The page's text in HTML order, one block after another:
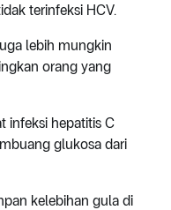
terinfeksi HCV.
lebih mungkin
orang yang
infeksi hepatitis C
glukosa dari
kelebihan gula di